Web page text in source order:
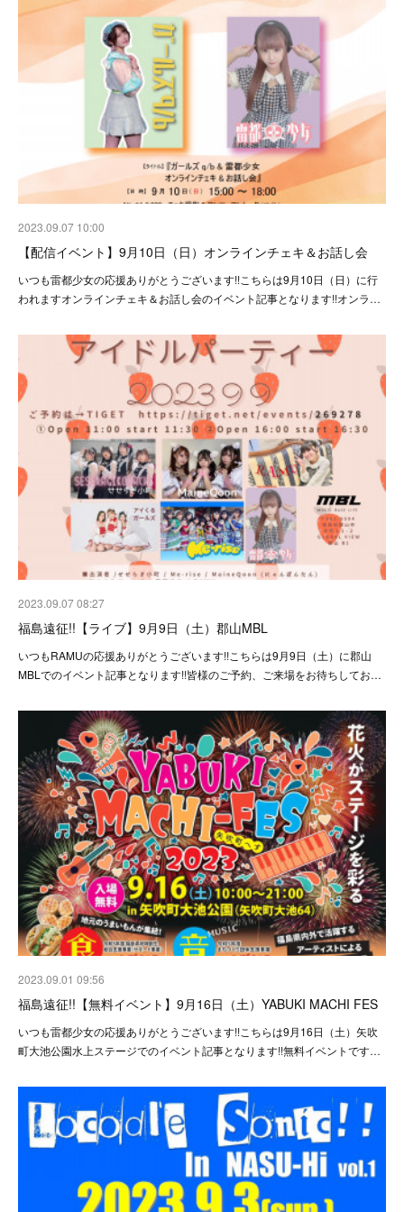
2023.09.07 10:00
【配信イベント】9月10日（日）オンラインチェキ＆お話し会
いつも雷都少女の応援ありがとうございます!!こちらは9月10日（日）に行
われますオンラインチェキ＆お話し会のイベント記事となります!!オンラ…
2023.09.07 08:27
福島遠征!!【ライブ】9月9日（土）郡山MBL
いつもRAMUの応援ありがとうございます!!こちらは9月9日（土）に郡山
MBLでのイベント記事となります!!皆様のご予約、ご来場をお待ちしてお…
2023.09.01 09:56
福島遠征!!【無料イベント】9月16日（土）YABUKI MACHI FES
いつも雷都少女の応援ありがとうございます!!こちらは9月16日（土）矢吹
町大池公園水上ステージでのイベント記事となります!!無料イベントです…